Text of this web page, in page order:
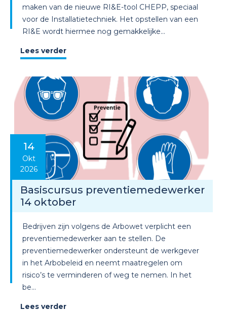
maken van de nieuwe RI&E-tool CHEPP, speciaal
voor de Installatietechniek. Het opstellen van een
RI&E wordt hiermee nog gemakkelijke...
Lees verder
14
Okt
2026
Basiscursus preventiemedewerker
14 oktober
Bedrijven zijn volgens de Arbowet verplicht een
preventiemedewerker aan te stellen. De
preventiemedewerker ondersteunt de werkgever
in het Arbobeleid en neemt maatregelen om
risico’s te verminderen of weg te nemen. In het
be...
Lees verder